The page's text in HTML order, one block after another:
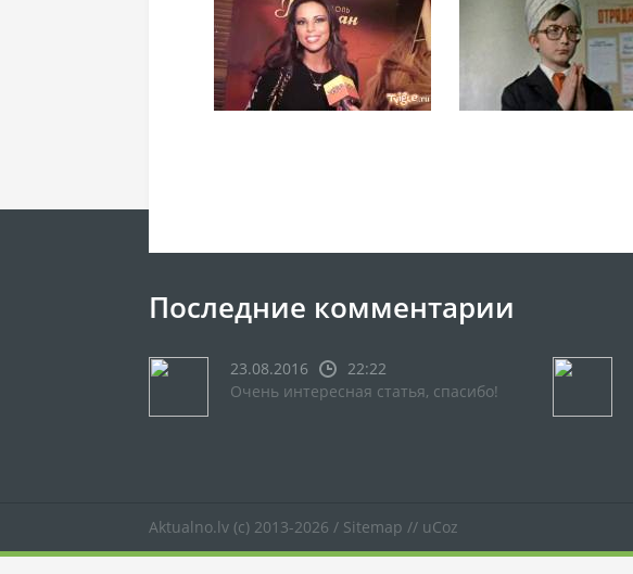
Последние комментарии
23.08.2016
22:22
Очень интересная статья, спасибо!
Aktualno.lv (c) 2013-2026 / Sitemap // uCoz